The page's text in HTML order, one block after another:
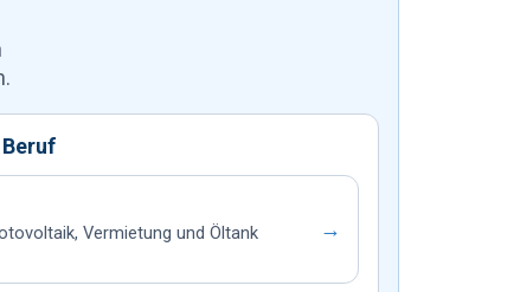
Vermietung und Öltank
→